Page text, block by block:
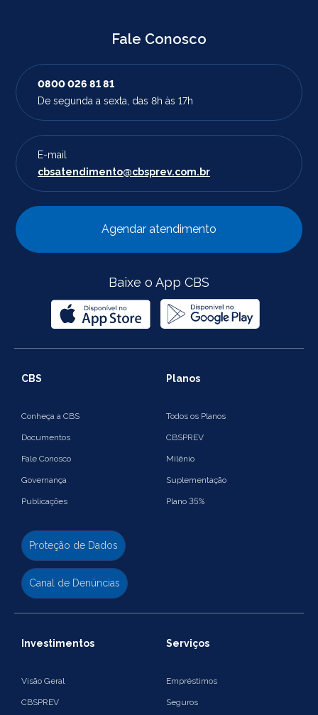
Fale Conosco
0800 026 81 81
De segunda a sexta, das 8h às 17h
E-mail
cbsatendimento@cbsprev.com.br
Agendar atendimento
Baixe o App CBS
CBS
Conheça a CBS
Documentos
Fale Conosco
Governança
Publicações
Proteção de Dados
Canal de Denúncias
Planos
Todos os Planos
CBSPREV
Milênio
Suplementação
Plano 35%
Investimentos
Visão Geral
CBSPREV
Serviços
Empréstimos
Seguros